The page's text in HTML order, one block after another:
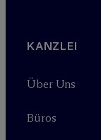
KANZLEI
Über Uns
Büros